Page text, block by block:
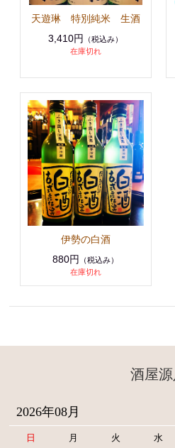
天遊琳 特別純米 生酒
3,410円
（税込み）
在庫切れ
伊勢の白酒
880円
（税込み）
在庫切れ
酒屋源
2026年08月
日 月 火 水